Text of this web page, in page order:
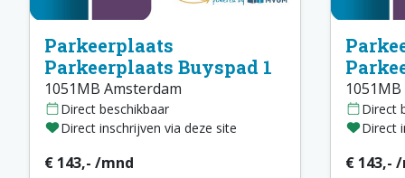
Parkeerplaats
Parkeerplaats Buyspad 1
1051MB Amsterdam
Direct beschikbaar
Direct inschrijven via deze site
€ 143,- /mnd
Direct
Direct
€ 143,-